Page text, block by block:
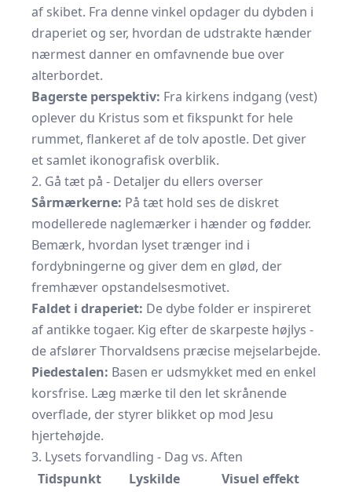
af skibet. Fra denne vinkel opdager du dybden i
draperiet og ser, hvordan de udstrakte hænder
nærmest danner en omfavnende bue over
alterbordet.
Bagerste perspektiv: Fra kirkens indgang (vest)
oplever du Kristus som et fikspunkt for hele
rummet, flankeret af de tolv apostle. Det giver
et samlet ikonografisk overblik.
2. Gå tæt på - Detaljer du ellers overser
Sårmærkerne: På tæt hold ses de diskret
modellerede naglemærker i hænder og fødder.
Bemærk, hvordan lyset trænger ind i
fordybningerne og giver dem en glød, der
fremhæver opstandelsesmotivet.
Faldet i draperiet: De dybe folder er inspireret
af antikke togaer. Kig efter de skarpeste højlys -
de afslører Thorvaldsens præcise mejselarbejde.
Piedestalen: Basen er udsmykket med en enkel
korsfrise. Læg mærke til den let skrånende
overflade, der styrer blikket op mod Jesu
hjertehøjde.
3. Lysets forvandling - Dag vs. Aften
Tidspunkt
Lyskilde Visuel effekt